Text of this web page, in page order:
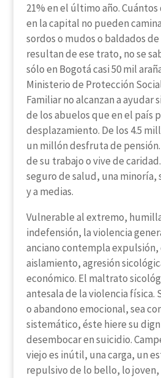
21% en el último año.
en la capital no pueden
sordos o mudos o baldados de
resultan de ese trato, no se
sólo en Bogotá casi 50 mil
Ministerio de Protección
Familiar no alcanzan a ayudar
de los abuelos que en el país
desplazamiento. De los 4.5
un millón desfruta de
de su trabajo o vive de
seguro de salud, una minoría,
y a medias.
Vulnerable al extremo,
indefensión, la violencia
anciano contempla expulsión,
aislamiento, agresión
económico. El maltrato
antesala de la violencia física.
o abandono emocional, sea
sistemático, éste hiere su
desembocar en suicidio.
viejo es inútil, una carga, un
repulsivo de lo bello, lo